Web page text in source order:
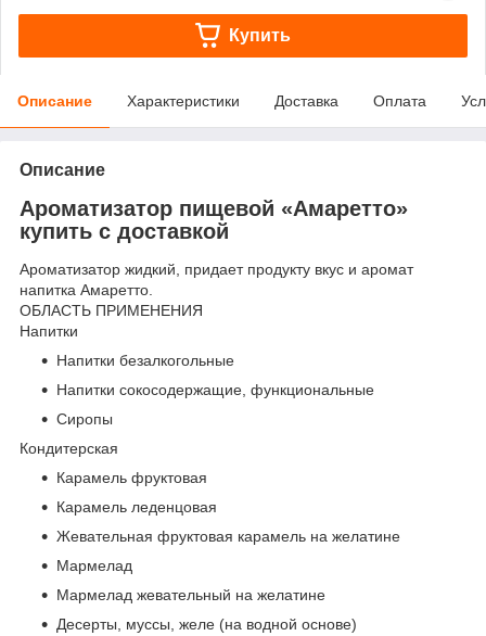
Купить
Описание Характеристики Доставка Оплата
Описание
Ароматизатор пищевой «Амаретто»
купить с доставкой
Ароматизатор жидкий, придает продукту вкус и аромат
напитка Амаретто.
ОБЛАСТЬ ПРИМЕНЕНИЯ
Напитки
Напитки безалкогольные
Напитки сокосодержащие, функциональные
Сиропы
Кондитерская
Карамель фруктовая
Карамель леденцовая
Жевательная фруктовая карамель на желатине
Мармелад
Мармелад жевательный на желатине
Десерты, муссы, желе (на водной основе)